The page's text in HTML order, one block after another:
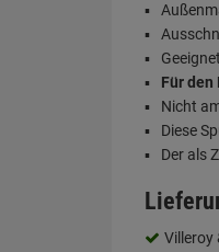
Für
Nicht
Diese
Der als
Villeroy